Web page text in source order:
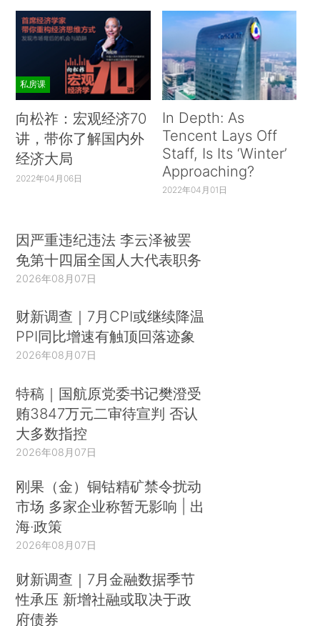
私房课
向松祚：宏观经济70
讲，带你了解国内外
经济大局
2022年04月06日
In Depth: As
Tencent Lays Off
Staff, Is Its ‘Winter’
Approaching?
2022年04月01日
因严重违纪违法 李云泽被罢
免第十四届全国人大代表职务
2026年08月07日
财新调查｜7月CPI或继续降温
PPI同比增速有触顶回落迹象
2026年08月07日
特稿｜国航原党委书记樊澄受
贿3847万元二审待宣判 否认
大多数指控
2026年08月07日
刚果（金）铜钴精矿禁令扰动
市场 多家企业称暂无影响 | 出
海·政策
2026年08月07日
财新调查｜7月金融数据季节
性承压 新增社融或取决于政
府债券